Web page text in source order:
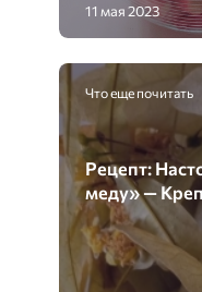
11 мая 2023
Что еще почитать
Рецепт:
меду» —